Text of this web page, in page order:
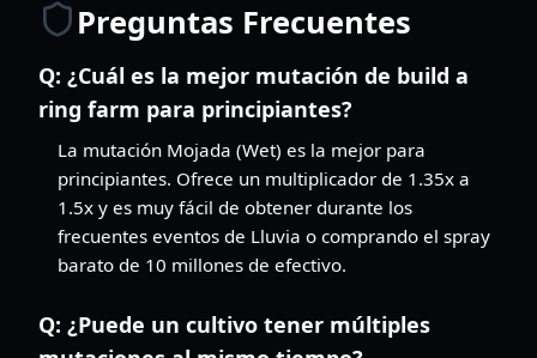
Preguntas Frecuentes
Q: ¿Cuál es la mejor mutación de build a
ring farm para principiantes?
La mutación Mojada (Wet) es la mejor para
principiantes. Ofrece un multiplicador de 1.35x a
1.5x y es muy fácil de obtener durante los
frecuentes eventos de Lluvia o comprando el spray
barato de 10 millones de efectivo.
Q: ¿Puede un cultivo tener múltiples